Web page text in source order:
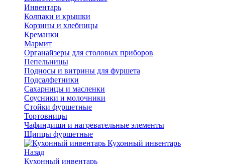
Инвентарь
Колпаки и крышки
Корзины и хлебницы
Креманки
Мармит
Органайзеры для столовых приборов
Пепельницы
Подносы и витрины для фуршета
Подсалфетники
Сахарницы и масленки
Соусники и молочники
Стойки фуршетные
Тортовницы
Чафиндиши и нагревательные элементы
Щипцы фуршетные
Кухонный инвентарь
Назад
Кухонный инвентарь